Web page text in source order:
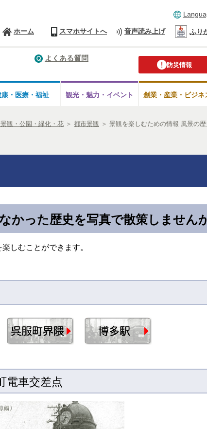
ホーム スマホサイトへ 音声読み上げ ふり
防災情報
よくある質問
・医療・ 福祉 観光・魅力・ イベント 創業・産業・ビジネ
観・公園・緑化・花 ＞ 都市景観 ＞ 景観を楽しむための情報 風景の
かった歴史を写真で散策しません
しむことができます。
電車交差点